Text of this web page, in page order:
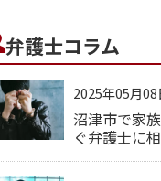
弁護士コラム
2025年05月08
沼津市で家
ぐ弁護士に